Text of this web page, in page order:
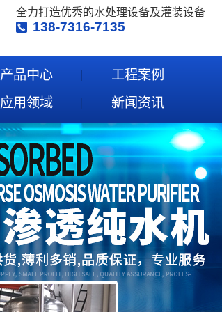
全力打造优秀的水处理设备及灌装设备
138-7316-7135
产品中心 工程案例
应用领域 新闻资讯